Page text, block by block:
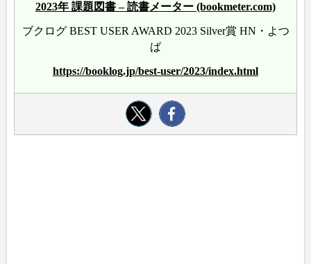
2023年 課題図書 – 読書メーター (bookmeter.com)
ブクログ BEST USER AWARD 2023 Silver賞 HN・よつ
ば
https://booklog.jp/best-user/2023/index.html